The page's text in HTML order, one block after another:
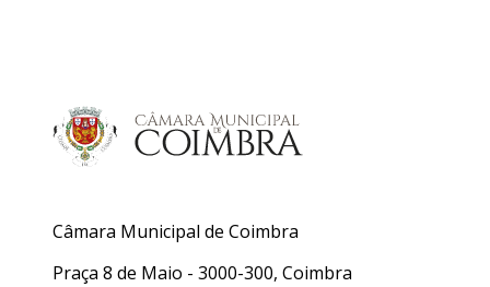
Câmara Municipal de Coimbra
Praça 8 de Maio - 3000-300, Coimbra